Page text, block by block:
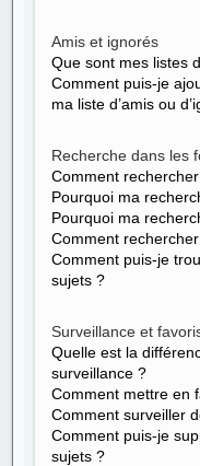
Amis et ignorés
Que sont mes listes
Comment puis-je
ma liste d’amis ou
Recherche dans les
Comment
Pourquoi ma
Pourquoi ma
Comment
Comment puis-je
sujets ?
Surveillance et
Quelle est la
surveillance ?
Comment mettre en
Comment surveiller
Comment puis-je
sujets ?